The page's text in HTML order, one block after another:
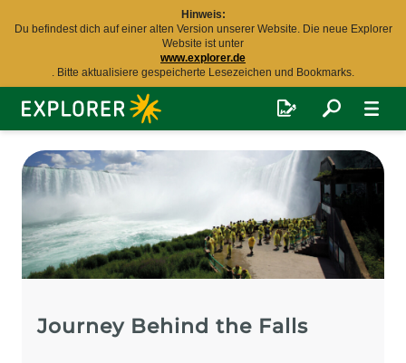
Hinweis:
Du befindest dich auf einer alten Version unserer Website. Die neue Explorer
Website ist unter
www.explorer.de
. Bitte aktualisiere gespeicherte Lesezeichen und Bookmarks.
Explorer
Fernreisen
Journey Behind the Falls